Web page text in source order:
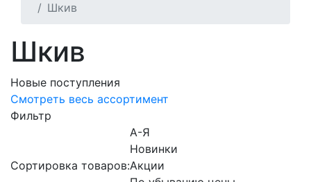
Шкив
Шкив
Новые поступления
Смотреть весь ассортимент
Фильтр
Сортировка товаров:
А-Я
Новинки
Акции